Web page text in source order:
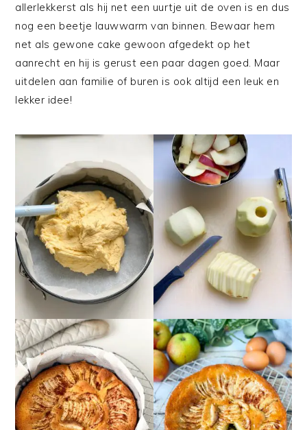
allerlekkerst als hij net een uurtje uit de oven is en dus
nog een beetje lauwwarm van binnen. Bewaar hem
net als gewone cake gewoon afgedekt op het
aanrecht en hij is gerust een paar dagen goed. Maar
uitdelen aan familie of buren is ook altijd een leuk en
lekker idee!